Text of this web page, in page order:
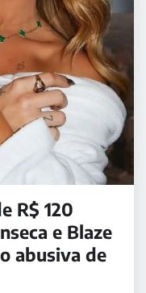
R$ 120
e Blaze
abusiva de